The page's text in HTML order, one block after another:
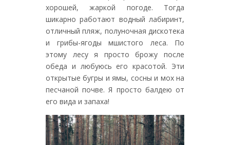
хорошей, жаркой погоде. Тогда
шикарно работают водный лабиринт,
отличный пляж, полуночная дискотека
и грибы-ягоды мшистого леса. По
этому лесу я просто брожу после
обеда и любуюсь его красотой. Эти
открытые бугры и ямы, сосны и мох на
песчаной почве. Я просто балдею от
его вида и запаха!